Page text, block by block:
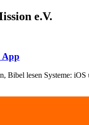
e.V.
App
Bibel lesen Systeme: